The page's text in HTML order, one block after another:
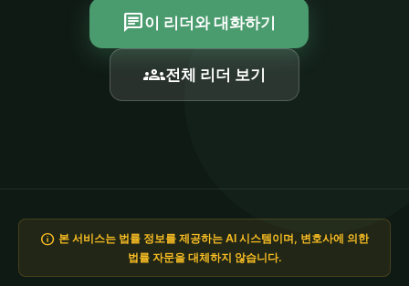
chat이 리더와 대화하기
groups전체 리더 보기
info 본 서비스는 법률 정보를 제공하는 AI 시스템이며, 변호사에 의한
법률 자문을 대체하지 않습니다.